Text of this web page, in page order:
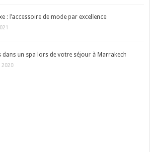
: l’accessoire de mode par excellence
dans un spa lors de votre séjour à Marrakech